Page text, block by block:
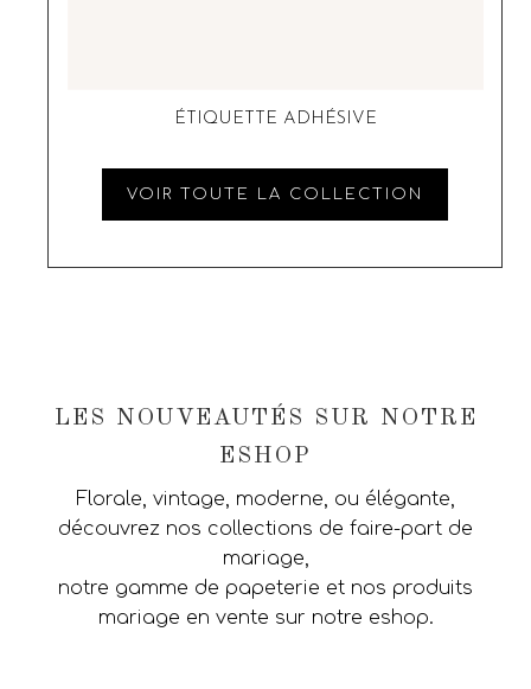
ÉTIQUETTE ADHÉSIVE
VOIR TOUTE LA COLLECTION
LES NOUVEAUTÉS SUR NOTRE
ESHOP
Florale, vintage, moderne, ou élégante,
découvrez nos collections de faire-part de
mariage,
notre gamme de papeterie et nos produits
mariage en vente sur notre eshop.